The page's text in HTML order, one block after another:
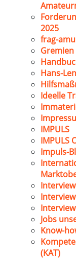
2025
frag-
Gremien
Hans-
Ideelle
IMPULS
IMPULS
Impuls-
Jobs
Know-
(KAT)